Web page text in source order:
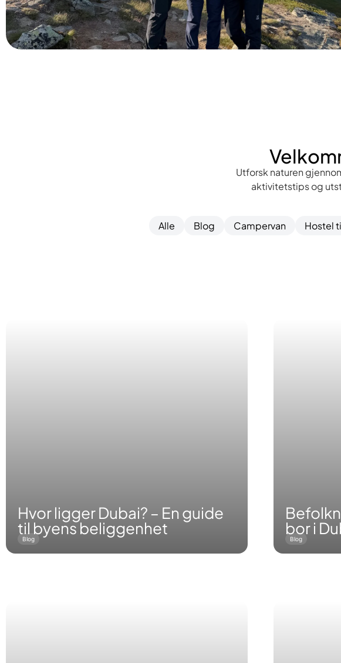
Utforsk naturen
aktivitetstips og
Blog Campervan Hostel
Alle
Hvor ligger Dubai? – En guide
til byens beliggenhet
Blog
bor i
Blog